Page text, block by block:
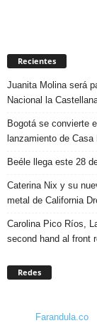
Recientes
Juanita Molina será
Nacional la
Bogotá se convierte
lanzamiento de Casa
Beéle llega este 28
Caterina Nix y su
metal de California
Carolina Pico Ríos,
second hand al front
Redes
Farandula.co